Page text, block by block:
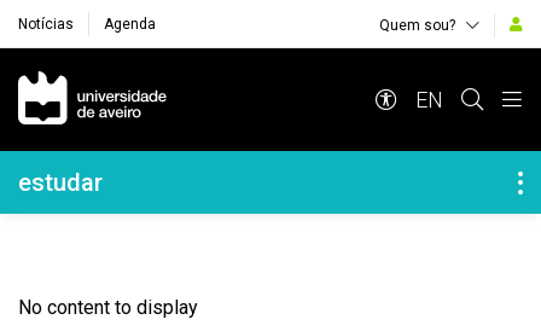
Notícias Agenda Quem sou?
Navegação Principal
EN
Navegação Lateral
estudar
No content to display